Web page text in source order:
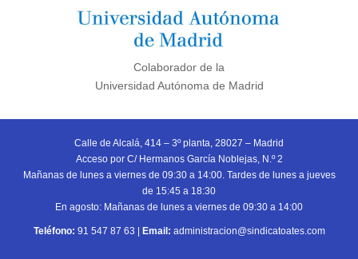
Colaborador de la
Universidad Autónoma de Madrid
Calle de Alcalá, 414 – 3º planta, 28027 – Madrid
Acceso por C/ Hermanos García Noblejas, N.º 2
Mañanas de lunes a viernes de 09:30 a 14:00. Tardes de lunes a jueves
de 15:45 a 18:30
En agosto: Mañanas de lunes a viernes de 09:30 a 14:00
Teléfono: 91 547 87 63 Email: administracion@sindicatoates.com